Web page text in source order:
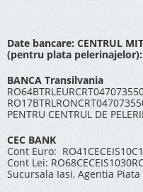
Date bancare: CENTRUL
(pentru plata pelerinajelor):
BANCA Transilvania
PENTRU CENTRUL DE
CEC BANK
Cont Euro:
Cont Lei:
Sucursala Iasi, Agentia